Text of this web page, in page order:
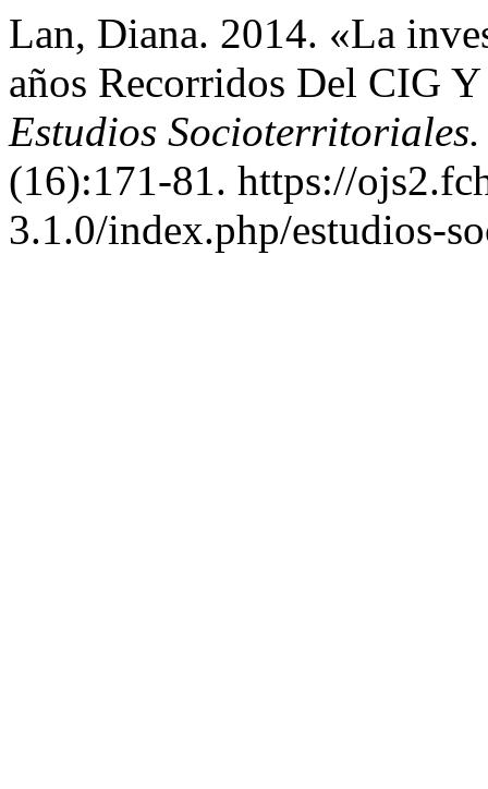
Lan, Diana. 2014. «La
años Recorridos Del CIG
Estudios
(16):171-81. https://
3.1.0/index.php/estudios-